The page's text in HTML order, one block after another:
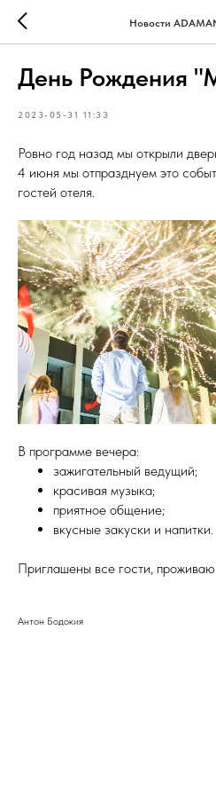
Новости
День Рождения
2023-05-31 11:33
Ровно год назад мы открыли
4 июня мы отпразднуем это
гостей отеля.
В программе вечера:
зажигательный ведущий;
красивая музыка;
приятное общение;
вкусные закуски и напитки.
Приглашены все гости,
Антон Бодокия